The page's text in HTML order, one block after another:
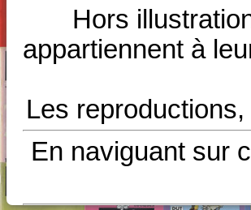
Hors
appartiennent à
Les
En naviguant sur